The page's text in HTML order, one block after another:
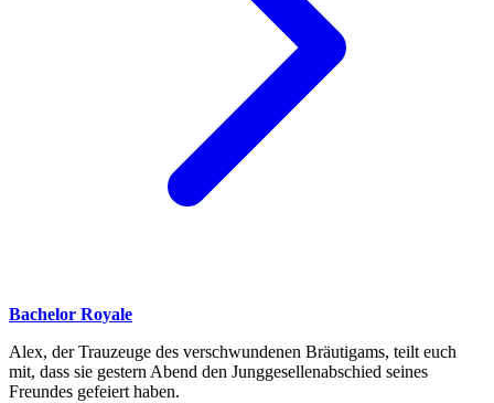
Bachelor Royale
Alex, der Trauzeuge des verschwundenen Bräutigams, teilt euch
mit, dass sie gestern Abend den Junggesellenabschied seines
Freundes gefeiert haben.